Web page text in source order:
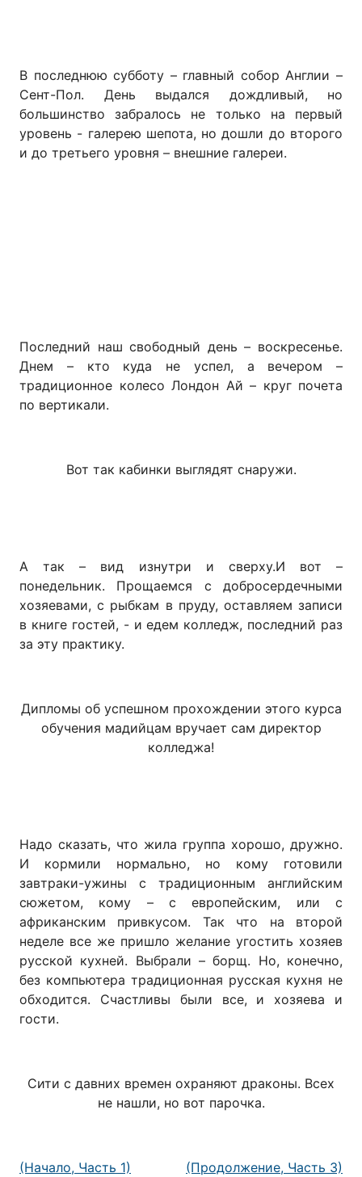
В последнюю субботу – главный собор Англии –
Сент-Пол. День выдался дождливый, но
большинство забралось не только на первый
уровень - галерею шепота, но дошли до второго
и до третьего уровня – внешние галереи.
Последний наш свободный день – воскресенье.
Днем – кто куда не успел, а вечером –
традиционное колесо Лондон Ай – круг почета
по вертикали.
Вот так кабинки выглядят снаружи.
А так – вид изнутри и сверху.И вот –
понедельник. Прощаемся с добросердечными
хозяевами, с рыбкам в пруду, оставляем записи
в книге гостей, - и едем колледж, последний раз
за эту практику.
Дипломы об успешном прохождении этого курса
обучения мадийцам вручает сам директор
колледжа!
Надо сказать, что жила группа хорошо, дружно.
И кормили нормально, но кому готовили
завтраки-ужины с традиционным английским
сюжетом, кому – с европейским, или с
африканским привкусом. Так что на второй
неделе все же пришло желание угостить хозяев
русской кухней. Выбрали – борщ. Но, конечно,
без компьютера традиционная русская кухня не
обходится. Счастливы были все, и хозяева и
гости.
Сити с давних времен охраняют драконы. Всех
не нашли, но вот парочка.
(Начало, Часть 1) (Продолжение, Часть 3)